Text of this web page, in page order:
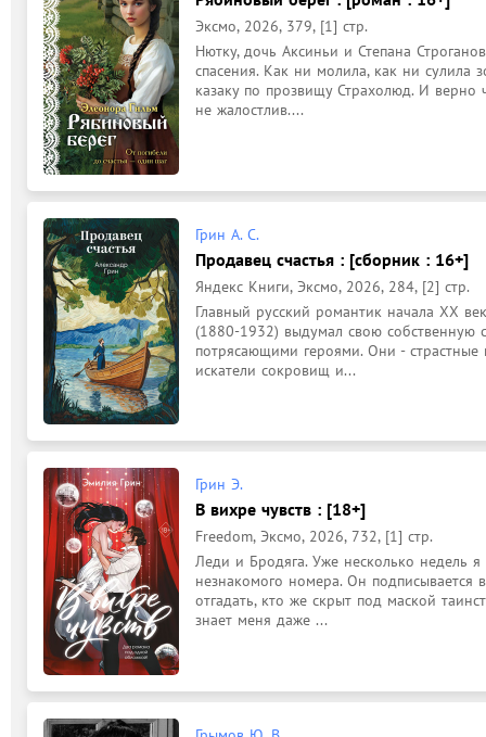
Эксмо, 2026, 379, [1] стр.
Нютку, дочь Аксиньи и Степана
спасения. Как ни молила, как ни сулила
казаку по прозвищу Страхолюд. И
не жалостлив....
Грин А. С.
Продавец счастья : [сборник : 16+]
Яндекс Книги, Эксмо, 2026, 284, [2] стр.
Главный русский романтик начала XX
(1880-1932) выдумал свою собственную
потрясающими героями. Они -
искатели сокровищ и...
Грин Э.
В вихре чувств : [18+]
Freedom, Эксмо, 2026, 732, [1] стр.
Леди и Бродяга. Уже несколько недель
незнакомого номера. Он подписывается
отгадать, кто же скрыт под маской
знает меня даже ...